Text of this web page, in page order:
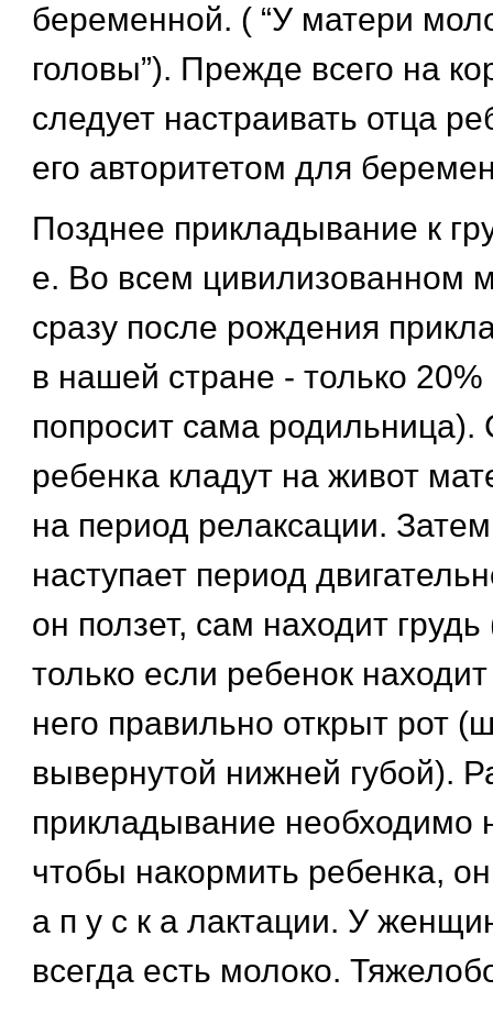
беременной. ( “У матери
головы”). Прежде всего на
следует настраивать отца
его авторитетом для
Позднее прикладывание к
е. Во всем цивилизованном
сразу после рождения
в нашей стране - только
попросит сама родильница).
ребенка кладут на живот
на период релаксации.
наступает период
он ползет, сам находит
только если ребенок
него правильно открыт рот
вывернутой нижней губой).
прикладывание необходимо
чтобы накормить ребенка,
а п у с к а лактации. У
всегда есть молоко.